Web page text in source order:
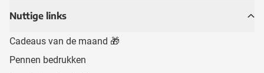
Nuttige links
Cadeaus van de maand 🎁
Pennen bedrukken